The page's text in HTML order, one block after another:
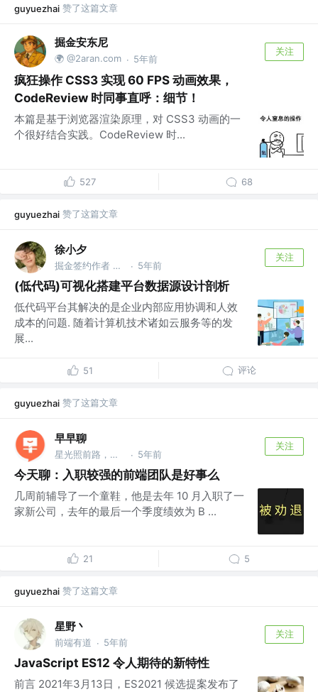
guyuezhai 赞了这篇文章
掘金安东尼
🌍 @2aran.com · 5年前
关注
疯狂操作 CSS3 实现 60 FPS 动画效果，
CodeReview 时同事直呼：细节！
本篇是基于浏览器渲染原理，对 CSS3 动画的一
个很好结合实践。CodeReview 时...
527 68
guyuezhai 赞了这篇文章
徐小夕
掘金签约作者 @flowmix多模态 · 5年前
关注
(低代码)可视化搭建平台数据源设计剖析
低代码平台其解决的是企业内部应用协调和人效
成本的问题. 随着计算机技术诸如云服务等的发
展...
51 评论
guyuezhai 赞了这篇文章
早早聊
星光照前路，菜鸟先飞 @早早聊 · 5年前
关注
今天聊：入职较强的前端团队是好事么
几周前辅导了一个童鞋，他是去年 10 月入职了一
家新公司，去年的最后一个季度绩效为 B ...
21 5
guyuezhai 赞了这篇文章
星野丶
前端有道 · 5年前
关注
JavaScript ES12 令人期待的新特性
前言 2021年3月13日，ES2021 候选提案发布了